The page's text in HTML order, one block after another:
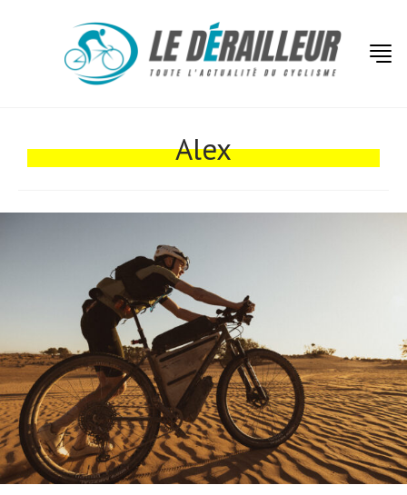
Alex
Tests de produits
Conseils
Tous nos articles